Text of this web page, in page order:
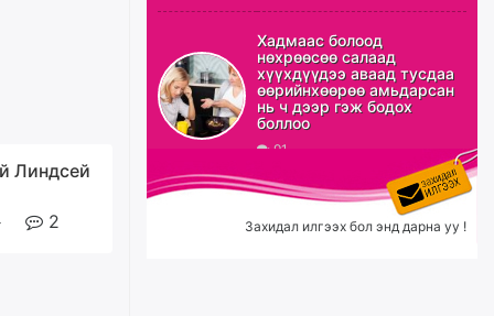
Линдсей
2
Эрэн хайж байна
7 цагийн өмнө
С.Амарсайхан: Орон сууцны
залилангаас сэргийлэхийн
тулд барилгатай холбоотой бүх
мэдээллийг харуулах шинэ
цахим систем танилцуулна
Хадмаас болоод
нөхрөөсөө салаад
хүүхдүүдээ аваад тусдаа
өөрийнхөөрөө амьдарсан
нь ч дээр гэж бодох
боллоо
91
Захидал илгээх бол энд дарна уу !